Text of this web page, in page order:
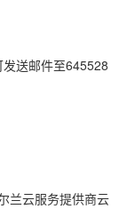
送邮件至645528
兰云服务提供商云